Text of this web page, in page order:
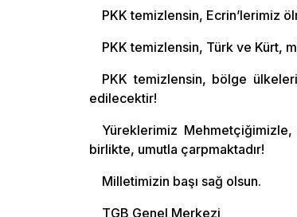
PKK temizlensin, Ecrin’lerimiz
PKK temizlensin, Türk ve Kürt,
PKK temizlensin, bölge
edilecektir!
Yüreklerimiz
birlikte, umutla çarpmaktadır!
Milletimizin başı sağ olsun.
TGB Genel Merkezi